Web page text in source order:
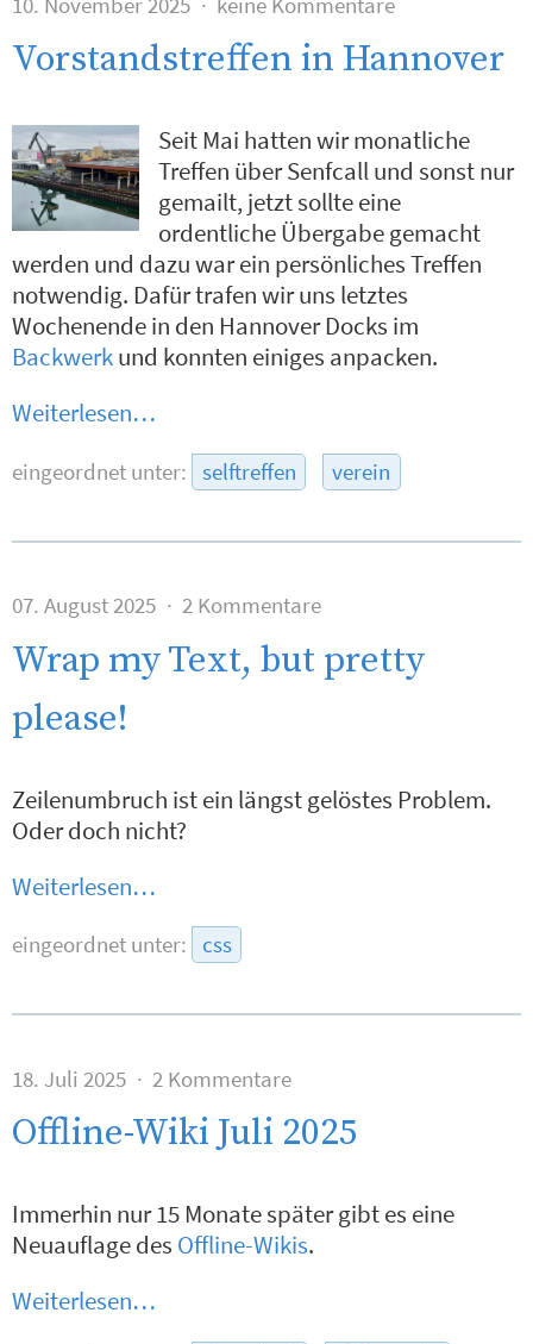
Vorstandstreffen in Hannover
Seit Mai hatten wir monatliche
Treffen über Senfcall und sonst nur
gemailt, jetzt sollte eine
ordentliche Übergabe gemacht
werden und dazu war ein persönliches Treffen
notwendig. Dafür trafen wir uns letztes
Wochenende in den Hannover Docks im
Backwerkund konnten einiges anpacken.
Weiterlesen…
eingeordnet unter: selftreffen verein
07. August 2025 2 Kommentare
Wrap my Text, but pretty
please!
Zeilenumbruch ist ein längst gelöstes Problem.
Oder doch nicht?
Weiterlesen…
eingeordnet unter: css
18. Juli 2025 2 Kommentare
Offline-Wiki Juli 2025
Immerhin nur 15 Monate später gibt es eine
Neuauflage des Offline-Wikis.
Weiterlesen…